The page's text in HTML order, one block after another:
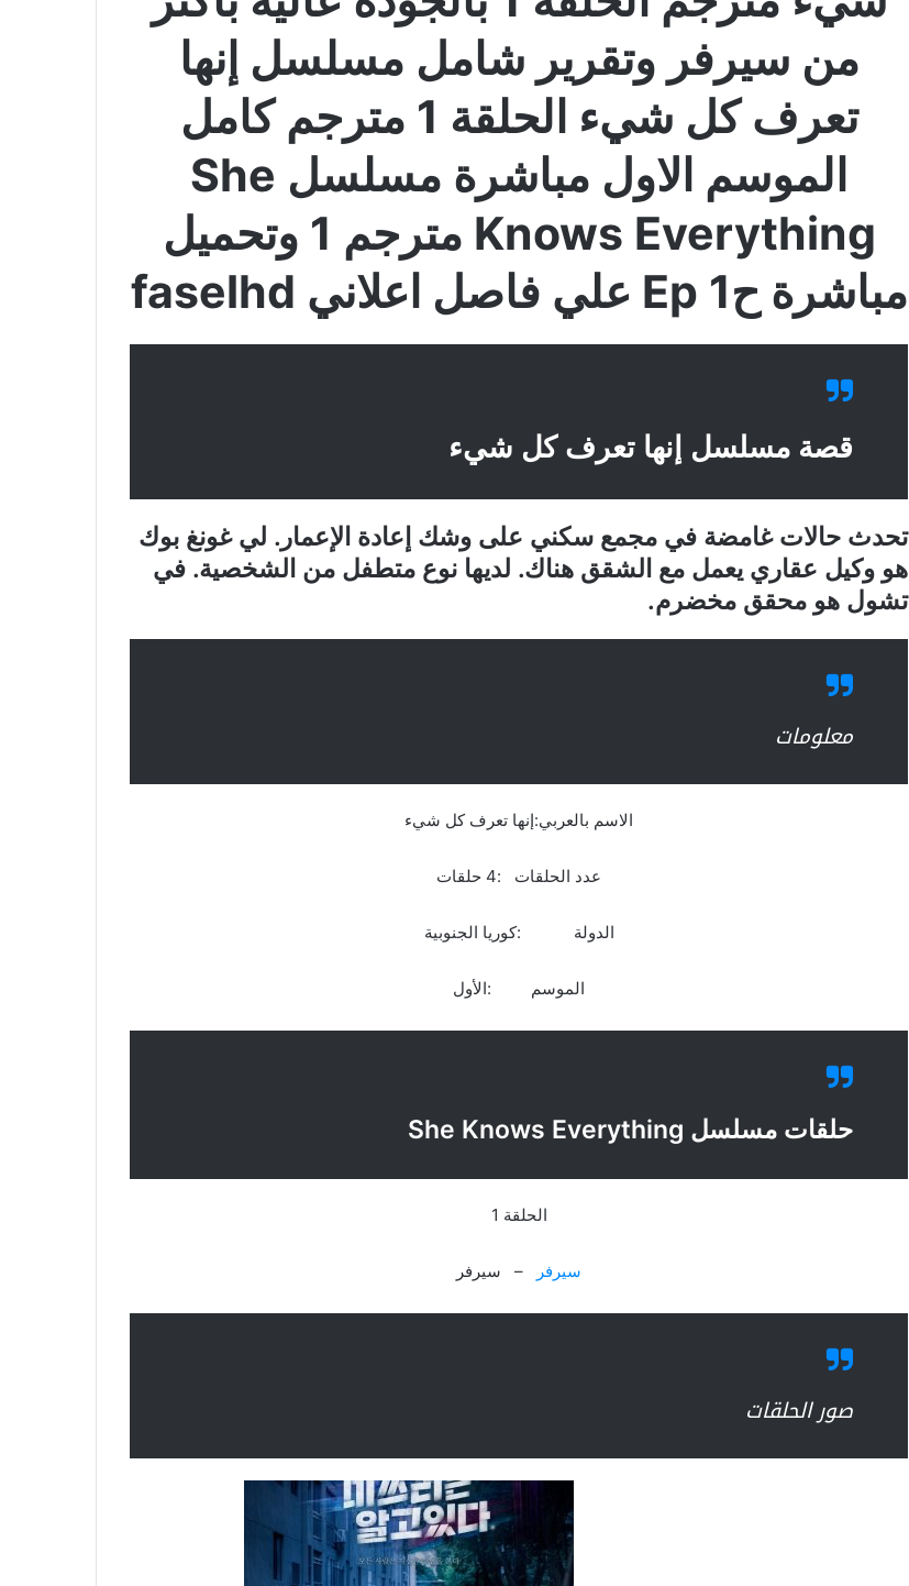
من سيرفر وتقرير شامل مسلسل إنها
تعرف كل شيء الحلقة 1 مترجم كامل
الموسم الاول مباشرة مسلسل She
Knows Everything مترجم 1 وتحميل
مباشرة ح1 Ep علي فاصل اعلاني faselhd
قصة مسلسل إنها تعرف كل شيء
تحدث حالات غامضة في مجمع سكني على وشك إعادة الإعمار. لي غونغ بوك
هو وكيل عقاري يعمل مع الشقق هناك. لديها نوع متطفل من الشخصية. في
تشول هو محقق مخضرم.
معلومات
الاسم بالعربي:إنها تعرف كل شيء
عدد الحلقات :4 حلقات
الدولة :كوريا الجنوبية
الموسم :الأول
حلقات مسلسل She Knows Everything
الحلقة 1
سيرفر – سيرفر
صور الحلقات